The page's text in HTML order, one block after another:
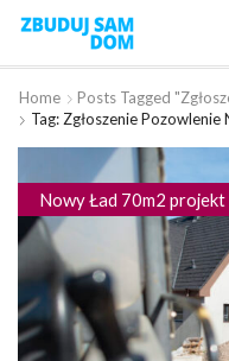
Home
Posts Tagged
Tag: Zgłoszenie Pozowlenie
Nowy Ład 70m2 projekt